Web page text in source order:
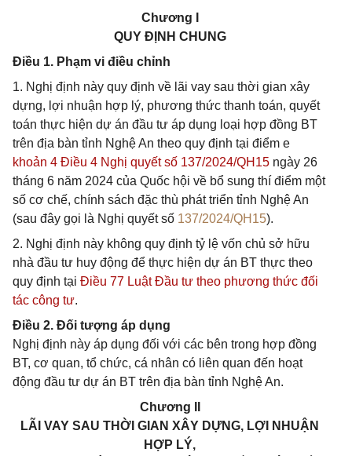
Chương I
QUY ĐỊNH CHUNG
Điều 1. Phạm vi điều chỉnh
1. Nghị định này quy định về lãi vay sau thời gian xây
dựng, lợi nhuận hợp lý, phương thức thanh toán, quyết
toán thực hiện dự án đầu tư áp dụng loại hợp đồng BT
trên địa bàn tỉnh Nghệ An theo quy định tại điểm e
khoản 4 Điều 4 Nghị quyết số 137/2024/QH15 ngày 26
tháng 6 năm 2024 của Quốc hội về bổ sung thí điểm một
số cơ chế, chính sách đặc thù phát triển tỉnh Nghệ An
(sau đây gọi là Nghị quyết số 137/2024/QH15).
2. Nghị định này không quy định tỷ lệ vốn chủ sở hữu
nhà đầu tư huy động để thực hiện dự án BT thực theo
quy định tại Điều 77 Luật Đầu tư theo phương thức đối
tác công tư.
Điều 2. Đối tượng áp dụng
Nghị định này áp dụng đối với các bên trong hợp đồng
BT, cơ quan, tổ chức, cá nhân có liên quan đến hoạt
động đầu tư dự án BT trên địa bàn tỉnh Nghệ An.
Chương II
LÃI VAY SAU THỜI GIAN XÂY DỰNG, LỢI NHUẬN
HỢP LÝ,